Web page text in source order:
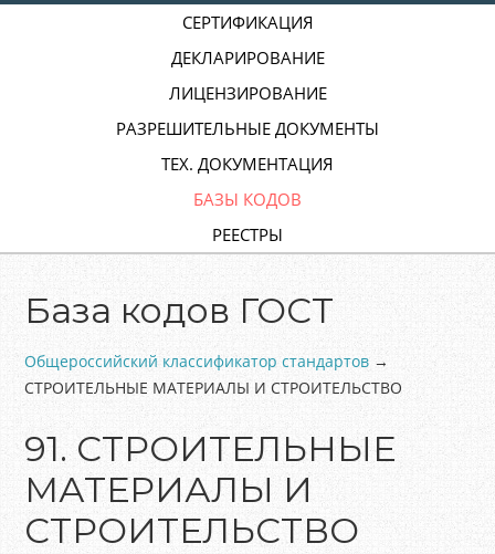
СЕРТИФИКАЦИЯ
ДЕКЛАРИРОВАНИЕ
ЛИЦЕНЗИРОВАНИЕ
РАЗРЕШИТЕЛЬНЫЕ ДОКУМЕНТЫ
ТЕХ. ДОКУМЕНТАЦИЯ
БАЗЫ КОДОВ
РЕЕСТРЫ
База кодов ГОСТ
Общероссийский классификатор стандартов →
СТРОИТЕЛЬНЫЕ МАТЕРИАЛЫ И СТРОИТЕЛЬСТВО
91. СТРОИТЕЛЬНЫЕ
МАТЕРИАЛЫ И
СТРОИТЕЛЬСТВО